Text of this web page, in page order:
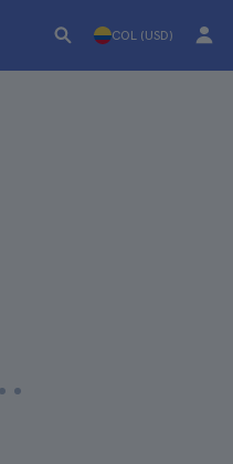
COL (USD)